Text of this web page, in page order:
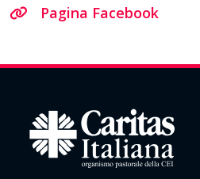
Pagina Facebook